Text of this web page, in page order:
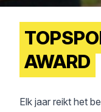
AWARD
Elk jaar reikt het